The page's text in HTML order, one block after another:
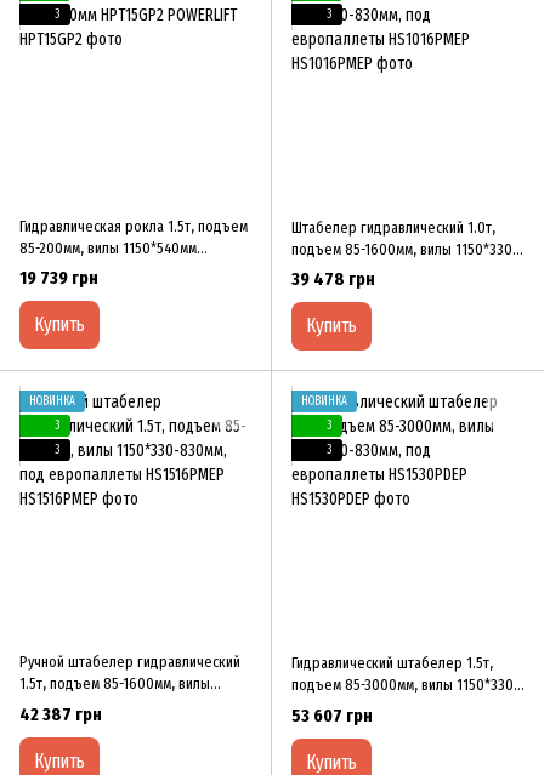
3
Гидравлическая рокла 1.5т, подъем
85-200мм, вилы 1150*540мм
HPT15GP2 POWERLIFT
19 739 грн
Купить
3
Штабелер гидравлический 1.0т,
подъем 85-1600мм, вилы 1150*330-
830мм, под европаллеты
HS1016PMEP
39 478 грн
Купить
НОВИНКА
3
3
Ручной штабелер гидравлический
1.5т, подъем 85-1600мм, вилы
1150*330-830мм, под европаллеты
HS1516PMEP
42 387 грн
Купить
НОВИНКА
3
3
Гидравлический штабелер 1.5т,
подъем 85-3000мм, вилы 1150*330-
830мм, под европаллеты
HS1530PDEP
53 607 грн
Купить